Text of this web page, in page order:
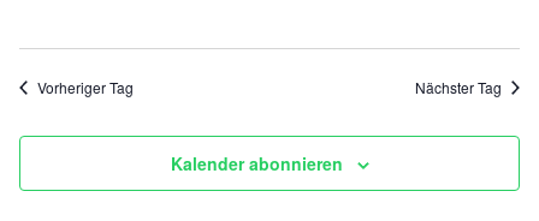
Oktober
,
2025
Vorheriger Tag Nächster Tag
Kalender abonnieren